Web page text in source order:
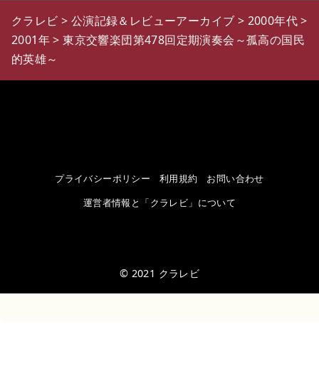
クラレビ > 公演記録＆レビューアーカイブ > 2000年代>
2001年>東京交響楽団第478回定期演奏会～孤高の国民
的英雄～
プライバシーポリシー 利用規約
お問い合わせ
運営者情報と「クラレビ」について
© 2021 クラレビ